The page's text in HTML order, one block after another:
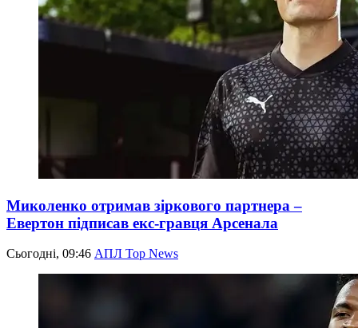
Миколенко отримав зіркового партнера –
Евертон підписав екс-гравця Арсенала
Сьогодні, 09:46 АПЛ Top News